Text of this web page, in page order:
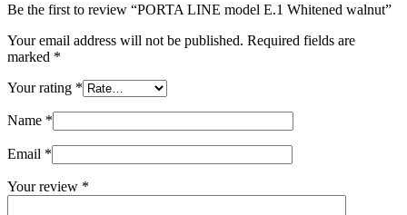
Be the first to review “PORTA LINE model E.1 Whitened walnut”
Your email address will not be published. Required fields are
marked *
Your rating *
Name *
Email *
Your review *